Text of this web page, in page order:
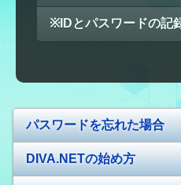
※IDとパスワードの記
パスワードを忘れた場合
DIVA.NETの始め方